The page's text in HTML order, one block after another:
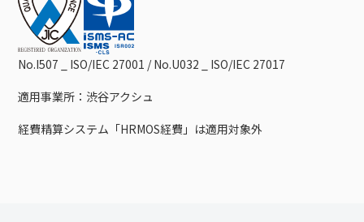
No.I507 _ ISO/IEC 27001 / No.U032 _ ISO/IEC 27017
適用事業所：渋谷アクシュ
経費精算システム「HRMOS経費」は適用対象外